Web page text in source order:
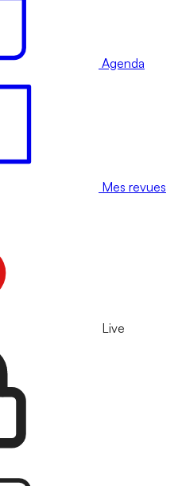
Agenda
Mes revues
Live